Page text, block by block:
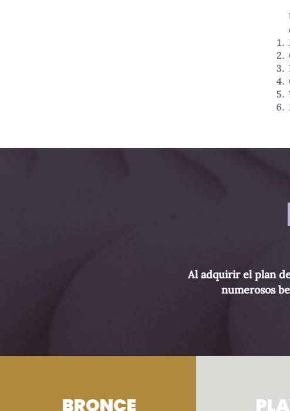
Al adquirir el plan
numerosos
BRONCE